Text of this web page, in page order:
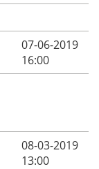
07-06-2019
16:00
08-03-2019
13:00